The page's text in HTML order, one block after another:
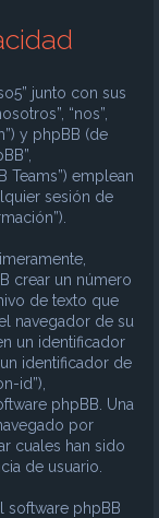
junto con sus
“nos”,
y phpBB (de
Teams”) emplean
sesión de
crear un número
de texto que
navegador de su
un identificador
identificador de
id”),
phpBB. Una
por
cuales han sido
de usuario.
software phpBB